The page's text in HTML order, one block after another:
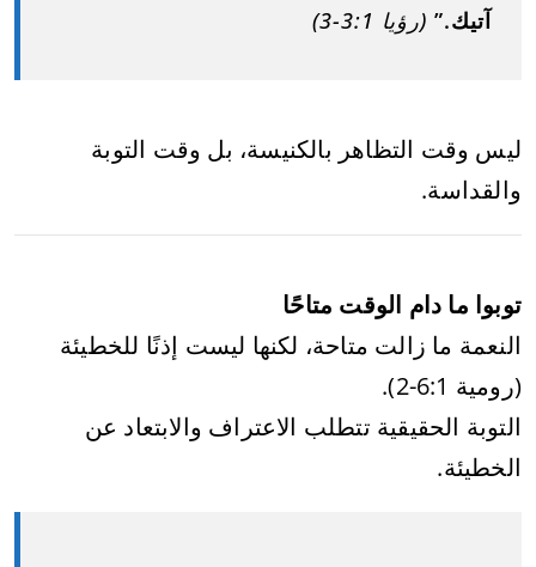
آتيك.” (رؤيا 3:1-3)
ليس وقت التظاهر بالكنيسة، بل وقت التوبة
والقداسة.
توبوا ما دام الوقت متاحًا
النعمة ما زالت متاحة، لكنها ليست إذنًا للخطيئة
(رومية 6:1-2).
التوبة الحقيقية تتطلب الاعتراف والابتعاد عن
الخطيئة.